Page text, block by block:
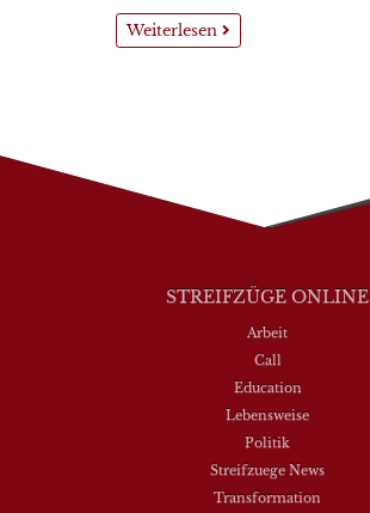
Weiterlesen
STREIFZÜGE ONLINE
Arbeit
Call
Education
Lebensweise
Politik
Streifzuege News
Transformation